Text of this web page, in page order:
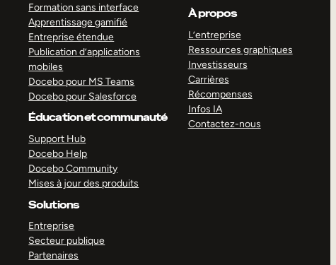
Formation sans interface
Apprentissage gamifié
Entreprise étendue
Publication d’applications
mobiles
Docebo pour MS Teams
Docebo pour Salesforce
Éducation et communauté
Support Hub
Docebo Help
Docebo Community
Mises à jour des produits
Solutions
Entreprise
Secteur publique
Partenaires
À propos
L’entreprise
Ressources graphiques
Investisseurs
Carrières
Récompenses
Infos IA
Contactez-nous